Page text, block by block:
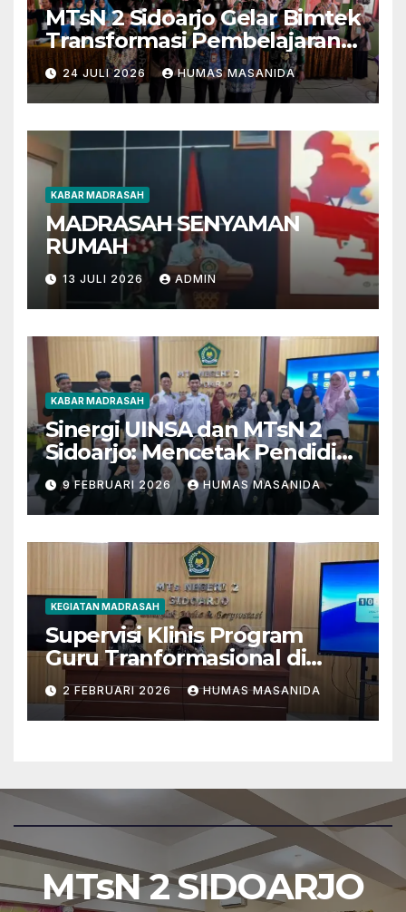
MTsN 2 Sidoarjo Gelar Bimtek
Transformasi Pembelajaran
Berbasis AI dan Deep
Learning
24 JULI 2026 HUMAS MASANIDA
KABAR MADRASAH
MADRASAH SENYAMAN
RUMAH
13 JULI 2026 ADMIN
KABAR MADRASAH
Sinergi UINSA dan MTsN 2
Sidoarjo: Mencetak Pendidik
Berkarakter Menghadapi
Tantangan Zaman
9 FEBRUARI 2026 HUMAS MASANIDA
KEGIATAN MADRASAH
Supervisi Klinis Program
Guru Tranformasional di
MTsN 2 Sidoarjo
2 FEBRUARI 2026 HUMAS MASANIDA
MTsN 2 SIDOARJO